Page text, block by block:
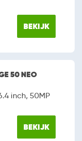
BEKIJK
50 NEO
inch, 50MP
BEKIJK